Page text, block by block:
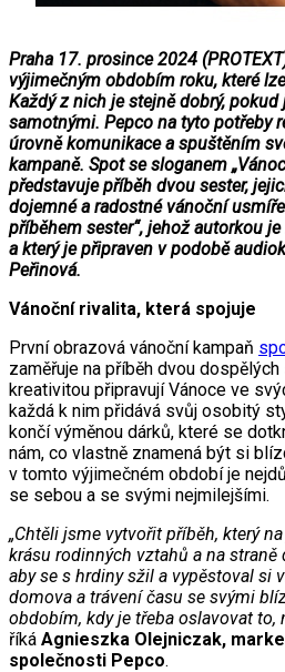
Praha 17. prosince 2024
výjimečným obdobím roku, které
Každý z nich je stejně dobrý,
samotnými. Pepco na tyto potřeby
úrovně komunikace a spuštěním
kampaně. Spot se sloganem
představuje příběh dvou sester,
dojemné a radostné vánoční
příběhem sester“, jehož autorkou
a který je připraven v podobě
Peřinová.
Vánoční rivalita, která spojuje
První obrazová vánoční kampaň
zaměřuje na příběh dvou
kreativitou připravují Vánoce ve
každá k nim přidává svůj osobitý
končí výměnou dárků, které se
nám, co vlastně znamená být si
v tomto výjimečném období je
se sebou a se svými nejmilejšími.
„Chtěli jsme vytvořit příběh, který
krásu rodinných vztahů a na
aby se s hrdiny sžil a vypěstoval si
domova a trávení času se svými
obdobím, kdy je třeba oslavovat to,
říká Agnieszka Olejniczak,
společnosti Pepco.